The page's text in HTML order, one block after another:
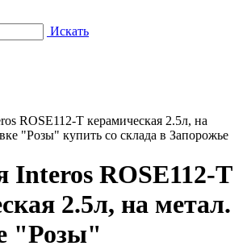
Искать
ROSE112-T керамическая 2.5л, на
"Розы" купить со склада в Запорожье
Interos ROSE112-T
2.5л, на метал.
"Розы"